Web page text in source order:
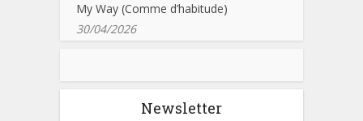
My Way (Comme d’habitude)
30/04/2026
Newsletter